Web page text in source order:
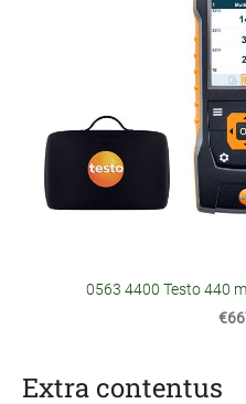
Extra contentus
0563 4400 Testo 440